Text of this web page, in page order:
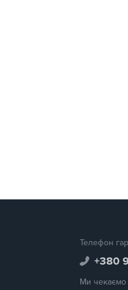
Телефон
+380
Ми чекаємо